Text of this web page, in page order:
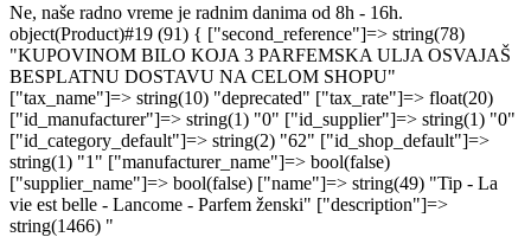
Ne, naše radno vreme je radnim danima od 8h - 16h.
object(Product)#19 (91) { ["second_reference"]=> string(78)
"KUPOVINOM BILO KOJA 3 PARFEMSKA ULJA OSVAJAŠ
BESPLATNU DOSTAVU NA CELOM SHOPU"
["tax_name"]=> string(10) "deprecated" ["tax_rate"]=> float(20)
["id_manufacturer"]=> string(1) "0" ["id_supplier"]=> string(1) "0"
["id_category_default"]=> string(2) "62" ["id_shop_default"]=>
string(1) "1" ["manufacturer_name"]=> bool(false)
["supplier_name"]=> bool(false) ["name"]=> string(49) "Tip - La
vie est belle - Lancome - Parfem ženski" ["description"]=>
string(1466) "